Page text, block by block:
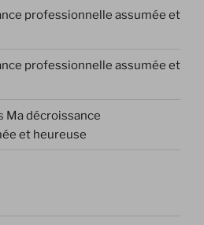
professionnelle assumée et
professionnelle assumée et
Ma décroissance
et heureuse